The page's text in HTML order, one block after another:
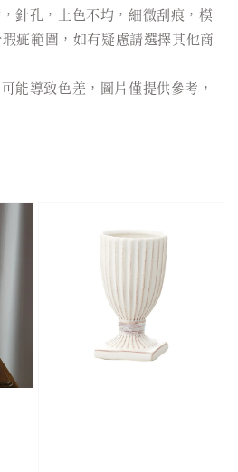
針孔，上色不均，細微刮痕，模
疵範圍，如有疑慮請選擇其他商
能導致色差，圖片僅提供參考，